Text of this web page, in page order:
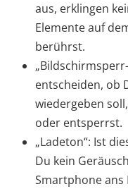
aus, erklingen
Elemente auf
berührst.
entscheiden, ob
wiedergeben
oder entsperrst.
„Ladeton“: Ist
Du kein
Smartphone ans